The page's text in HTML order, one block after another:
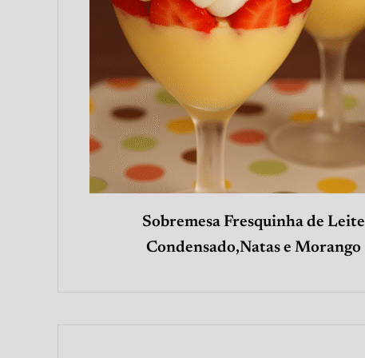
Sobremesa Fresquinha de Leite
Condensado,Natas e Morango